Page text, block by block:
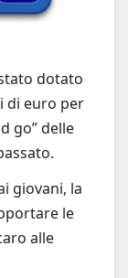
dotato
di euro per
go” delle
giovani, la
le
alle